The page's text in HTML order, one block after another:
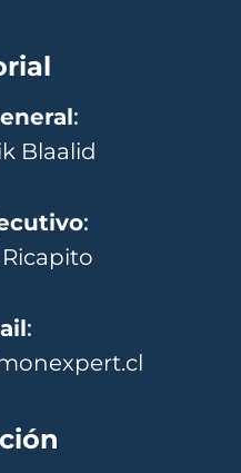
:
Blaalid
:
: